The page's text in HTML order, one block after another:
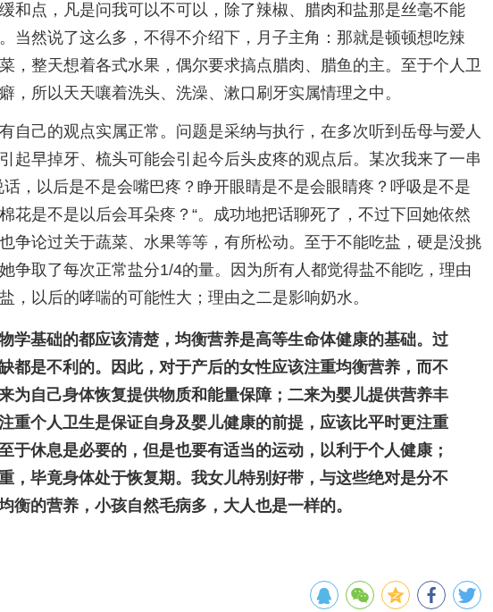
和点，凡是问我可以不可以，除了辣椒、腊肉和盐那是丝毫不能
当然说了这么多，不得不介绍下，月子主角：那就是顿顿想吃辣
，整天想着各式水果，偶尔要求搞点腊肉、腊鱼的主。至于个人卫
，所以天天嚷着洗头、洗澡、漱口刷牙实属情理之中。
自己的观点实属正常。问题是采纳与执行，在多次听到岳母与爱人
起早掉牙、梳头可能会引起今后头皮疼的观点后。某次我来了一串
话，以后是不是会嘴巴疼？睁开眼睛是不是会眼睛疼？呼吸是不是
花是不是以后会耳朵疼？“。成功地把话聊死了，不过下回她依然
争论过关于蔬菜、水果等等，有所松动。至于不能吃盐，硬是没挑
争取了每次正常盐分1/4的量。因为所有人都觉得盐不能吃，理由
，以后的哮喘的可能性大；理由之二是影响奶水。
学基础的都应该清楚，均衡营养是高等生命体健康的基础。过
都是不利的。因此，对于产后的女性应该注重均衡营养，而不
为自己身体恢复提供物质和能量保障；二来为婴儿提供营养丰
重个人卫生是保证自身及婴儿健康的前提，应该比平时更注重
于休息是必要的，但是也要有适当的运动，以利于个人健康；
，毕竟身体处于恢复期。我女儿特别好带，与这些绝对是分不
衡的营养，小孩自然毛病多，大人也是一样的。